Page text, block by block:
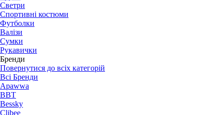
Светри
Спортивні костюми
Футболки
Валізи
Сумки
Рукавички
Бренди
Повернутися до всіх категорій
Всі Бренди
Apawwa
BBT
Bessky
Clibee